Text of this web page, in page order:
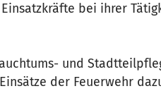
bei ihrer
und
der Feuerwehr